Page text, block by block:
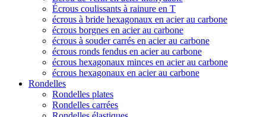
Écrous coulissants à rainure en T
écrous à bride hexagonaux en acier au carbone
écrous borgnes en acier au carbone
écrous à souder carrés en acier au carbone
écrous ronds fendus en acier au carbone
écrous hexagonaux minces en acier au carbone
écrous hexagonaux en acier au carbone
Rondelles
Rondelles plates
Rondelles carrées